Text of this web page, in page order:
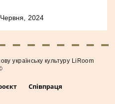
2024
Співпраця
українську культуру LiRoom